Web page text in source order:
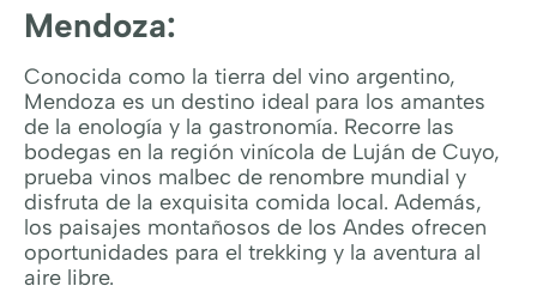
Mendoza:
Conocida como la tierra del vino argentino,
Mendoza es un destino ideal para los amantes
de la enología y la gastronomía. Recorre las
bodegas en la región vinícola de Luján de Cuyo,
prueba vinos malbec de renombre mundial y
disfruta de la exquisita comida local. Además,
los paisajes montañosos de los Andes ofrecen
oportunidades para el trekking y la aventura al
aire libre.